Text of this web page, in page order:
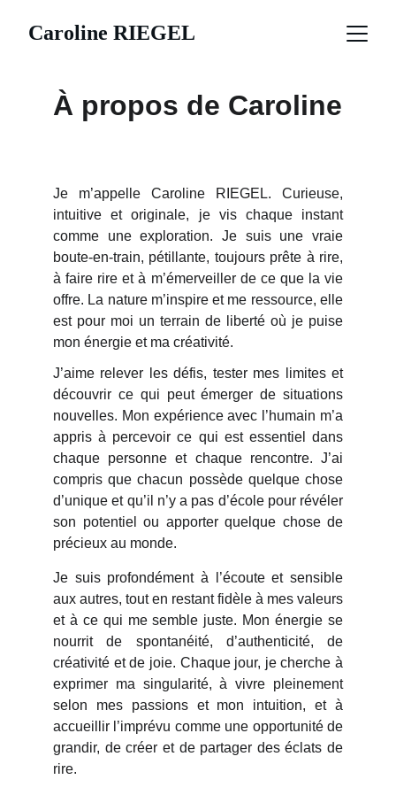
Caroline RIEGEL
À propos de Caroline
Je m’appelle Caroline RIEGEL. Curieuse,
intuitive et originale, je vis chaque instant
comme une exploration. Je suis une vraie
boute-en-train, pétillante, toujours prête à rire,
à faire rire et à m’émerveiller de ce que la vie
offre. La nature m’inspire et me ressource, elle
est pour moi un terrain de liberté où je puise
mon énergie et ma créativité.
J’aime relever les défis, tester mes limites et
découvrir ce qui peut émerger de situations
nouvelles. Mon expérience avec l’humain m’a
appris à percevoir ce qui est essentiel dans
chaque personne et chaque rencontre. J’ai
compris que chacun possède quelque chose
d’unique et qu’il n’y a pas d’école pour révéler
son potentiel ou apporter quelque chose de
précieux au monde.
Je suis profondément à l’écoute et sensible
aux autres, tout en restant fidèle à mes valeurs
et à ce qui me semble juste. Mon énergie se
nourrit de spontanéité, d’authenticité, de
créativité et de joie. Chaque jour, je cherche à
exprimer ma singularité, à vivre pleinement
selon mes passions et mon intuition, et à
accueillir l’imprévu comme une opportunité de
grandir, de créer et de partager des éclats de
rire.